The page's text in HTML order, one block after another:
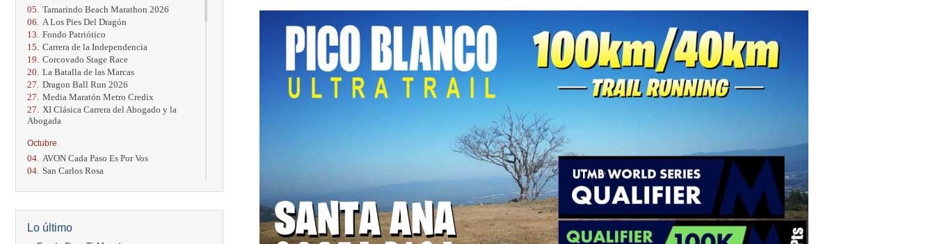
05. Tamarindo Beach Marathon 2026
06.
A Los Pies Del Dragón
13. Fondo Patriótico
15. Carrera de la Independencia
19. Corcovado Stage Race
20. La Batalla de las Marcas
27. Dragon Ball Run 2026
27. Media Maratón Metro Credix
27.
XI Clásica Carrera del Abogado y la
Abogada
Octubre
04. AVON Cada Paso Es Por Vos
04. San Carlos Rosa
11. Run In The City
Caribe Paradise Run
18. Casa Turire Trail Run
Lo último